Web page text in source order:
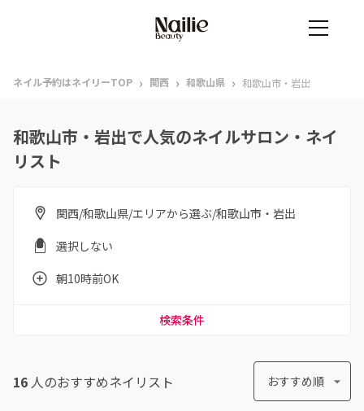
ネイル予約はネイリーTOP › 関西 › 和歌山県 › 和歌山市・岩出
和歌山市・岩出で人気のネイルサロン・ネイ
リスト
関西/和歌山県/エリアから選ぶ/和歌山市・岩出
選択しない
朝10時前OK
検索条件
16 人のおすすめネイリスト おすすめ順